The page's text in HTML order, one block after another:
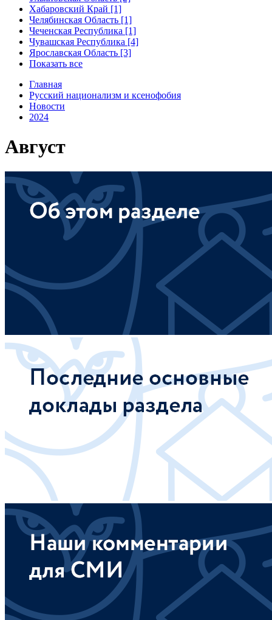
Хабаровский Край [1]
Челябинская Область [1]
Чеченская Республика [1]
Чувашская Республика [4]
Ярославская Область [3]
Показать все
Главная
Русский национализм и ксенофобия
Новости
2024
Август